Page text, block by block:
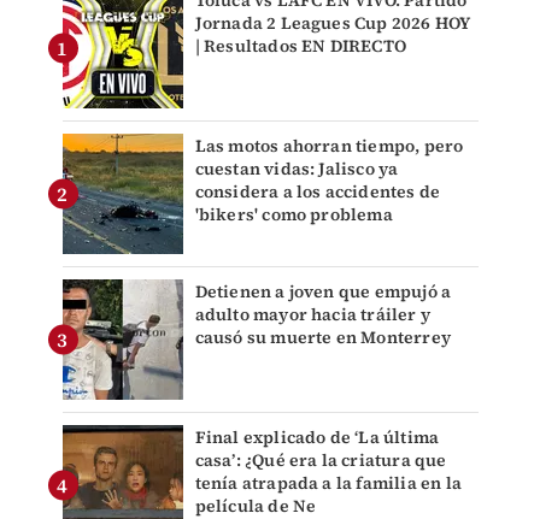
Jornada 2 Leagues Cup 2026 HOY
| Resultados EN DIRECTO
Las motos ahorran tiempo, pero
cuestan vidas: Jalisco ya
considera a los accidentes de
'bikers' como problema
Detienen a joven que empujó a
adulto mayor hacia tráiler y
causó su muerte en Monterrey
Final explicado de ‘La última
casa’: ¿Qué era la criatura que
tenía atrapada a la familia en la
película de Ne